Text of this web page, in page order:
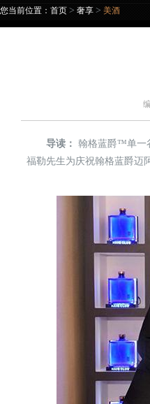
您当前位置： 首页 > 奢享 > 美酒
导读： 翰格蓝爵™单一
福勒先生为庆祝翰格蓝爵迈